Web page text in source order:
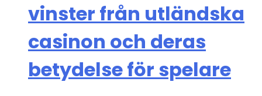
vinster från utländska
casinon och deras
betydelse för spelare